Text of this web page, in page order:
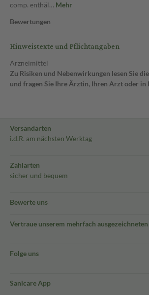
comp. enthäl… Mehr
Bewertungen
Hinweistexte und Pflichtangaben
Arzneimittel
Zu Risiken und Nebenwirkungen lesen Sie
und fragen Sie Ihre Ärztin, Ihren Arzt oder in
Versandarten
i.d.R. am nächsten Werktag
Zahlarten
sicher und bequem
Bewerte uns
Vertraue unserem mehrfach
Folge uns
Sanicare App